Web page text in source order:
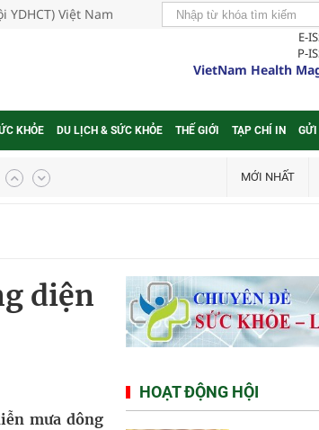
Việt Nam
E-
P-
VietNam Health
KHỎE DU LỊCH & SỨC KHỎE THẾ GIỚI TẠP CHÍ IN GỬI
MỚI NHẤT
diện
mưa dông
HOẠT ĐỘNG HỘI